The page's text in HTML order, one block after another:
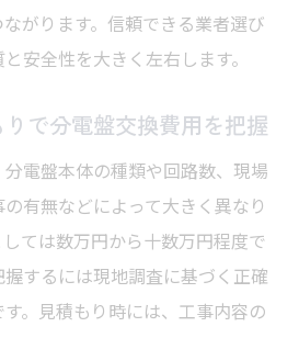
がります。信頼できる業者選び
安全性を大きく左右します。
で分電盤交換費用を把握
電盤本体の種類や回路数、現場
有無などによって大きく異なり
ては数万円から十数万円程度で
するには現地調査に基づく正確
。見積もり時には、工事内容の